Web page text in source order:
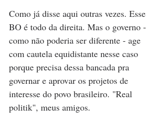
Como já disse aqui outras vezes. Esse
BO é todo da direita. Mas o governo -
como não poderia ser diferente - age
com cautela equidistante nesse caso
porque precisa dessa bancada pra
governar e aprovar os projetos de
interesse do povo brasileiro. "Real
politik", meus amigos.